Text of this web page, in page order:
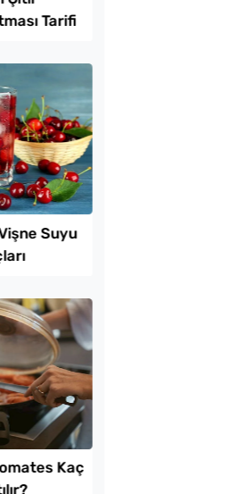
Kaç Yıl Dayanır?
Dakikada Dondurma
Yapmanın Püf